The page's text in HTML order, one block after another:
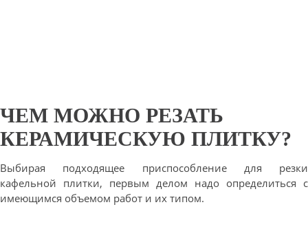
ЧЕМ МОЖНО РЕЗАТЬ
КЕРАМИЧЕСКУЮ ПЛИТКУ?
Выбирая подходящее приспособление для резки
кафельной плитки, первым делом надо определиться с
имеющимся объемом работ и их типом.